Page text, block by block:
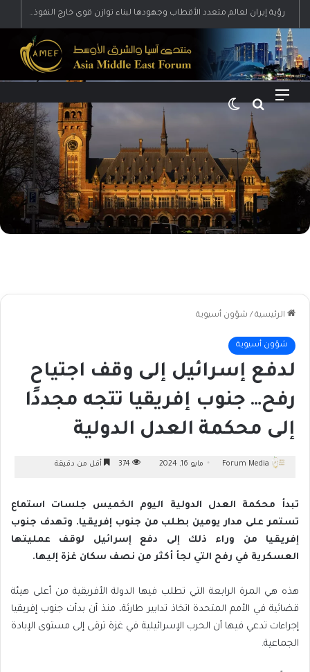
رؤية إيران لعالم متعدد الأقطاب وجهودها لبناء توازن قوى خارج النفوذ الأمريكي
القائمة بحث عن
الرئيسية / شؤون أسيوية
شؤون أسيوية
لدفع إسرائيل إلى وقف اجتياح
رفح… جنوب إفريقيا تتجه مجددًا
إلى محكمة العدل الدولية
Forum Media مايو 16, 2024 أقل من دقيقة
تبدأ محكمة العدل الدولية اليوم الخميس جلسات استماع
تستمر على مدار يومين بطلب من جنوب إفريقيا. وتهدف جنوب
إفريقيا من وراء ذلك إلى دفع إسرائيل لوقف عمليتها
العسكرية في رفح التي لجأ أكثر من نصف سكان غزة إليها.
هذه هي المرة الرابعة التي تطلب فيها الدولة الأفريقية من أعلى هيئة
قضائية في الأمم المتحدة اتخاذ تدابير طارئة، منذ أن بدأت جنوب إفريقيا
إجراءات تدعي فيها أن الحرب الإسرائيلية في غزة ترقى إلى مستوى الإبادة
الجماعية.